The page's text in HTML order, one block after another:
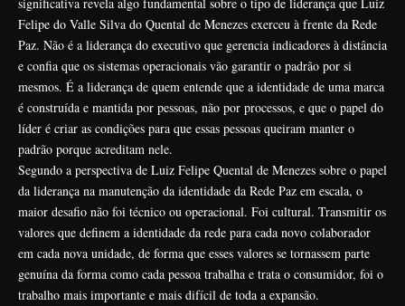
significativa revela algo fundamental sobre o tipo de liderança que Luiz
Felipe do Valle Silva do Quental de Menezes exerceu à frente da Rede
Paz. Não é a liderança do executivo que gerencia indicadores à distância
e confia que os sistemas operacionais vão garantir o padrão por si
mesmos. É a liderança de quem entende que a identidade de uma marca
é construída e mantida por pessoas, não por processos, e que o papel do
líder é criar as condições para que essas pessoas queiram manter o
padrão porque acreditam nele.
Segundo a perspectiva de Luiz Felipe Quental de Menezes sobre o papel
da liderança na manutenção da identidade da Rede Paz em escala, o
maior desafio não foi técnico ou operacional. Foi cultural. Transmitir os
valores que definem a identidade da rede para cada novo colaborador
em cada nova unidade, de forma que esses valores se tornassem parte
genuína da forma como cada pessoa trabalha e trata o consumidor, foi o
trabalho mais importante e mais difícil de toda a expansão.